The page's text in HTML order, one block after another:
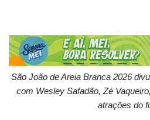
São João de Areia Branca 2026
com Wesley Safadão, Zé
atrações do